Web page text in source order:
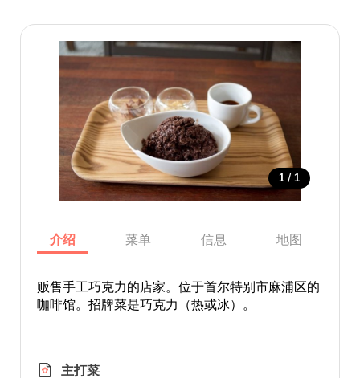
1 / 1
介绍 菜单 信息 地图
贩售手工巧克力的店家。位于首尔特别市麻浦区的
咖啡馆。招牌菜是巧克力（热或冰）。
主打菜